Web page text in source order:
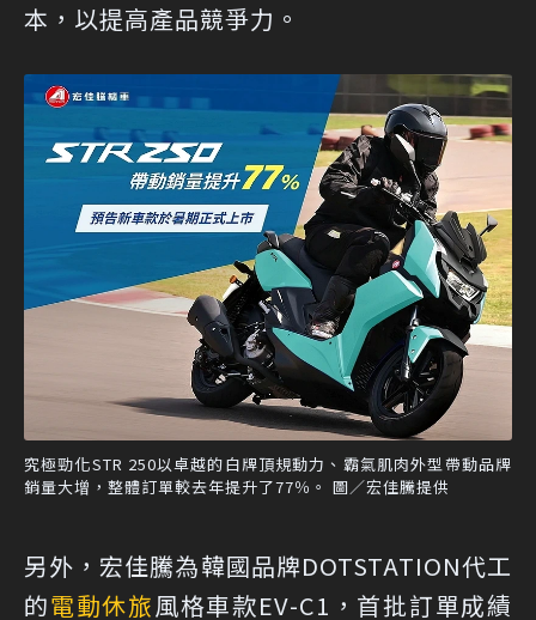
本，以提高產品競爭力。
究極勁化STR 250以卓越的白牌頂規動力、霸氣肌肉外型帶動品牌
銷量大增，整體訂單較去年提升了77％。 圖／宏佳騰提供
另外，宏佳騰為韓國品牌DOTSTATION代工
的電動休旅風格車款EV-C1，首批訂單成績